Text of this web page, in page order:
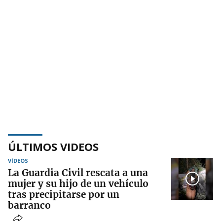
ÚLTIMOS VIDEOS
VÍDEOS
La Guardia Civil rescata a una
mujer y su hijo de un vehículo
tras precipitarse por un
barranco